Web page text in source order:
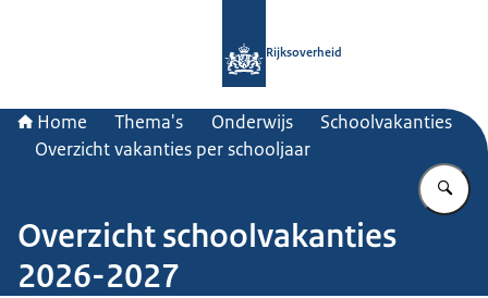
Rijksoverheid
Home Thema's Onderwijs
Schoolvakanties
Overzicht vakanties per schooljaar
Overzicht schoolvakanties
2026-2027